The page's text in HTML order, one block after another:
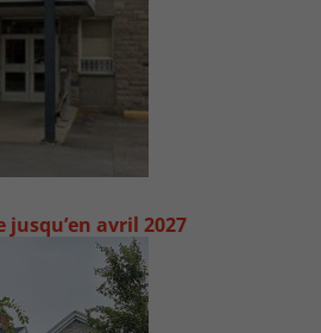
jusqu’en avril 2027